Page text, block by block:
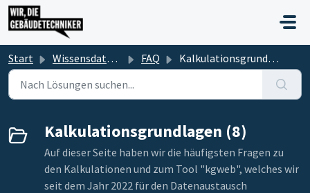
Zum hauptsächlichen Inhalt gehen
Start Wissensdatenbank FAQ Kalkulationsgrundlagen
Kalkulationsgrundlagen (8)
Auf dieser Seite haben wir die häufigsten Fragen zu
den Kalkulationen und zum Tool "kgweb", welches wir
seit dem Jahr 2022 für den Datenaustausch